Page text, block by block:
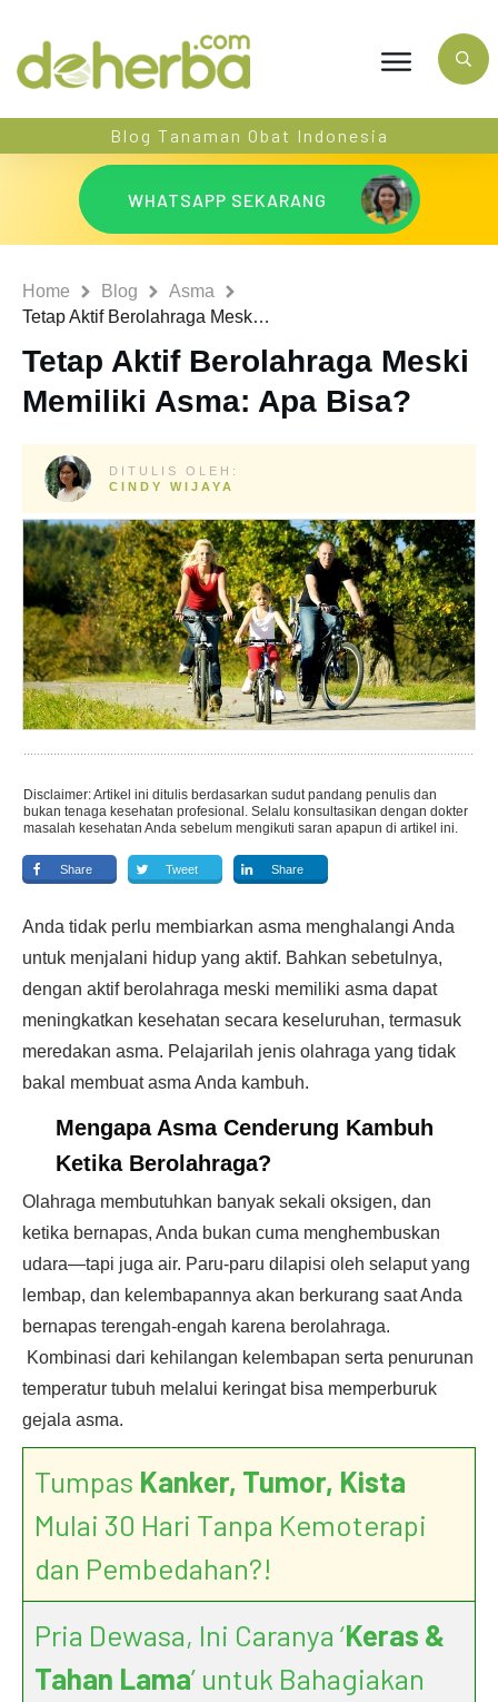
Blog Tanaman Obat Indonesia
WHATSAPP SEKARANG
Home Blog
Asma
Tetap Aktif Berolahraga Meski Memiliki Asma: Apa Bisa?
Tetap Aktif Berolahraga Meski
Memiliki Asma: Apa Bisa?
DITULIS OLEH:
CINDY WIJAYA
Disclaimer: Artikel ini ditulis berdasarkan sudut pandang penulis dan
bukan tenaga kesehatan profesional. Selalu konsultasikan dengan dokter
masalah kesehatan Anda sebelum mengikuti saran apapun di artikel ini.
Share Tweet Share
Anda tidak perlu membiarkan asma menghalangi Anda
untuk menjalani hidup yang aktif. Bahkan sebetulnya,
dengan aktif berolahraga meski memiliki asma dapat
meningkatkan kesehatan secara keseluruhan, termasuk
meredakan asma. Pelajarilah jenis olahraga yang tidak
bakal membuat asma Anda kambuh.
Mengapa Asma Cenderung Kambuh
Ketika Berolahraga?
Olahraga membutuhkan banyak sekali oksigen, dan
ketika bernapas, Anda bukan cuma menghembuskan
udara—tapi juga air. Paru-paru dilapisi oleh selaput yang
lembap, dan kelembapannya akan berkurang saat Anda
bernapas terengah-engah karena berolahraga.
Kombinasi dari kehilangan kelembapan serta penurunan
temperatur tubuh melalui keringat bisa memperburuk
gejala asma.
Tumpas Kanker, Tumor, Kista
Mulai 30 Hari Tanpa Kemoterapi
dan Pembedahan?!
Pria Dewasa, Ini Caranya ‘Keras &
Tahan Lama’ untuk Bahagiakan